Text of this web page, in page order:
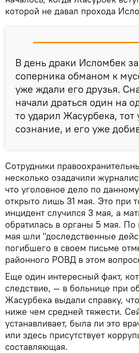
которой не давал прохода
В день драки Исломбек
соперника обманом к
уже ждали его друзья.
начали драться один на
то ударил Жасурбека, тот
сознание, и его уже
Сотрудники
несколько озадачили
что уголовное дело по
открыто лишь 31 мая. Это при
инцидент случился 3 мая, а
обратилась в органы 5 мая. По
мая шли "доследственные
погибшего в своем письме
районного РОВД в этом
Еще один интересный факт,
следствие, — в больнице при
Жасурбека выдали справку,
ниже чем средней тяжести.
устанавливает, была ли это
или здесь присутствует
составляющая.